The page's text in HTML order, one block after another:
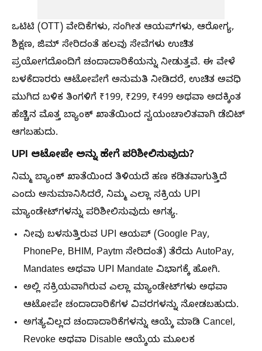
ಒಟಿಟಿ (OTT) ವೇದಿಕೆಗಳು, ಸಂಗೀತ ಆಯಪ್‌ಗಳು, ಆರೋಗ್ಯ,
ಶಿಕ್ಷಣ, ಜಿಮ್ ಸೇರಿದಂತೆ ಹಲವು ಸೇವೆಗಳು ಉಚಿತ
ಪ್ರಯೋಗದೊಂದಿಗೆ ಚಂದಾದಾರಿಕೆಯನ್ನು ನೀಡುತ್ತವೆ. ಈ ವೇಳೆ
ಬಳಕೆದಾರರು ಆಟೋಪೇಗೆ ಅನುಮತಿ ನೀಡಿದರೆ, ಉಚಿತ ಅವಧಿ
ಮುಗಿದ ಬಳಿಕ ತಿಂಗಳಿಗೆ ₹199, ₹299, ₹499 ಅಥವಾ ಅದಕ್ಕಿಂತ
ಹೆಚ್ಚಿನ ಮೊತ್ತ ಬ್ಯಾಂಕ್ ಖಾತೆಯಿಂದ ಸ್ವಯಂಚಾಲಿತವಾಗಿ ಡೆಬಿಟ್
ಆಗಬಹುದು.
UPI ಆಟೋಪೇ ಅನ್ನು ಹೇಗೆ ಪರಿಶೀಲಿಸುವುದು?
ನಿಮ್ಮ ಬ್ಯಾಂಕ್ ಖಾತೆಯಿಂದ ತಿಳಿಯದೆ ಹಣ ಕಡಿತವಾಗುತ್ತಿದೆ
ಎಂದು ಅನುಮಾನಿಸಿದರೆ, ನಿಮ್ಮ ಎಲ್ಲಾ ಸಕ್ರಿಯ UPI
ಮ್ಯಾಂಡೇಟ್‌ಗಳನ್ನು ಪರಿಶೀಲಿಸುವುದು ಅಗತ್ಯ.
ನೀವು ಬಳಸುತ್ತಿರುವ UPI ಆಯಪ್‌ (Google Pay,
PhonePe, BHIM, Paytm ಸೇರಿದಂತೆ) ತೆರೆದು AutoPay,
Mandates ಅಥವಾ UPI Mandate ವಿಭಾಗಕ್ಕೆ ಹೋಗಿ.
ಅಲ್ಲಿ ಸಕ್ರಿಯವಾಗಿರುವ ಎಲ್ಲಾ ಮ್ಯಾಂಡೇಟ್‌ಗಳು ಅಥವಾ
ಆಟೋಪೇ ಚಂದಾದಾರಿಕೆಗಳ ವಿವರಗಳನ್ನು ನೋಡಬಹುದು.
ಅಗತ್ಯವಿಲ್ಲದ ಚಂದಾದಾರಿಕೆಗಳನ್ನು ಆಯ್ಕೆ ಮಾಡಿ Cancel,
Revoke ಅಥವಾ Disable ಆಯ್ಕೆಯ ಮೂಲಕ